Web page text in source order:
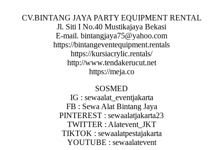
CV.BINTANG JAYA PARTY EQUIPMENT RENTAL
Jl. Siti I No.40 Mustikajaya Bekasi
E-mail. bintangjaya75@yahoo.com
https://bintangeventequipment.rentals
https://kursiacrylic.rentals/
http://www.tendakerucut.net
https://meja.co
SOSMED
IG : sewaalat_eventjakarta
FB : Sewa Alat Bintang Jaya
PINTEREST : sewaalatjakarta23
TWITTER : Alatevent_JKT
TIKTOK : sewaalatpestajakarta
YOUTUBE : sewaalatevent